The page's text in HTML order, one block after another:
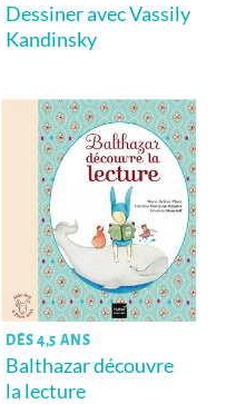
Dessiner avec Vassily
Kandinsky
DÈS 4,5 ANS
Balthazar découvre
la lecture